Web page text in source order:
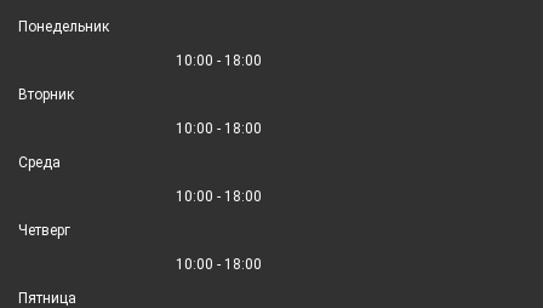
Понедельник
10:00 - 18:00
Вторник
10:00 - 18:00
Среда
10:00 - 18:00
Четверг
10:00 - 18:00
Пятница